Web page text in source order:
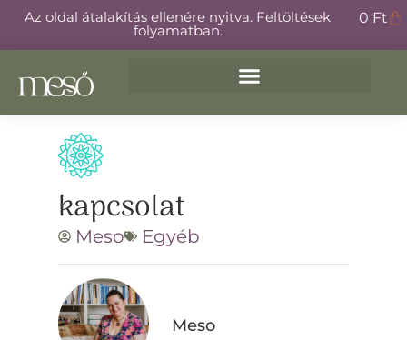
Az oldal átalakítás ellenére nyitva. Feltöltések
folyamatban.
0 Ft
kapcsolat
Meso Egyéb
Meso